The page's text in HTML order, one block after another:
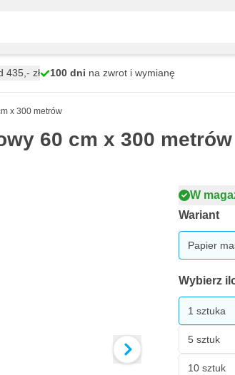
435,- zł 100 dni na zwrot i wymianę
x 300 metrów
60 cm x 300 metrów
W
Wariant
Papier
Wybierz
1 sztuka
5 sztuk
10 sztuk